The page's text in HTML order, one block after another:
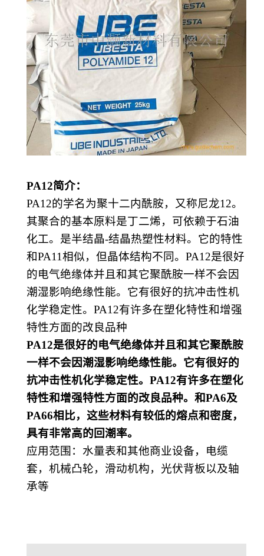
PA12简介：
PA12的学名为聚十二内酰胺，又称尼龙12。
其聚合的基本原料是丁二烯，可依赖于石油
化工。是半结晶-结晶热塑性材料。它的特性
和PA11相似，但晶体结构不同。PA12是很好
的电气绝缘体并且和其它聚酰胺一样不会因
潮湿影响绝缘性能。它有很好的抗冲击性机
化学稳定性。PA12有许多在塑化特性和增强
特性方面的改良品种
PA12是很好的电气绝缘体并且和其它聚酰胺
一样不会因潮湿影响绝缘性能。它有很好的
抗冲击性机化学稳定性。PA12有许多在塑化
特性和增强特性方面的改良品种。和PA6及
PA66相比，这些材料有较低的熔点和密度，
具有非常高的回潮率。
应用范围 ： 水量表和其他商业设备，电缆
套，机械凸轮，滑动机构，光伏背板以及轴
承等